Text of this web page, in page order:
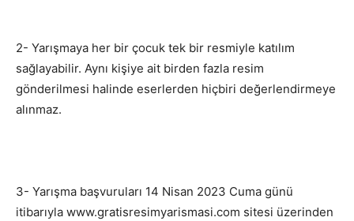
2- Yarışmaya her bir çocuk tek bir resmiyle katılım
sağlayabilir. Aynı kişiye ait birden fazla resim
gönderilmesi halinde eserlerden hiçbiri değerlendirmeye
alınmaz.
3- Yarışma başvuruları 14 Nisan 2023 Cuma günü
itibarıyla www.gratisresimyarismasi.com sitesi üzerinden